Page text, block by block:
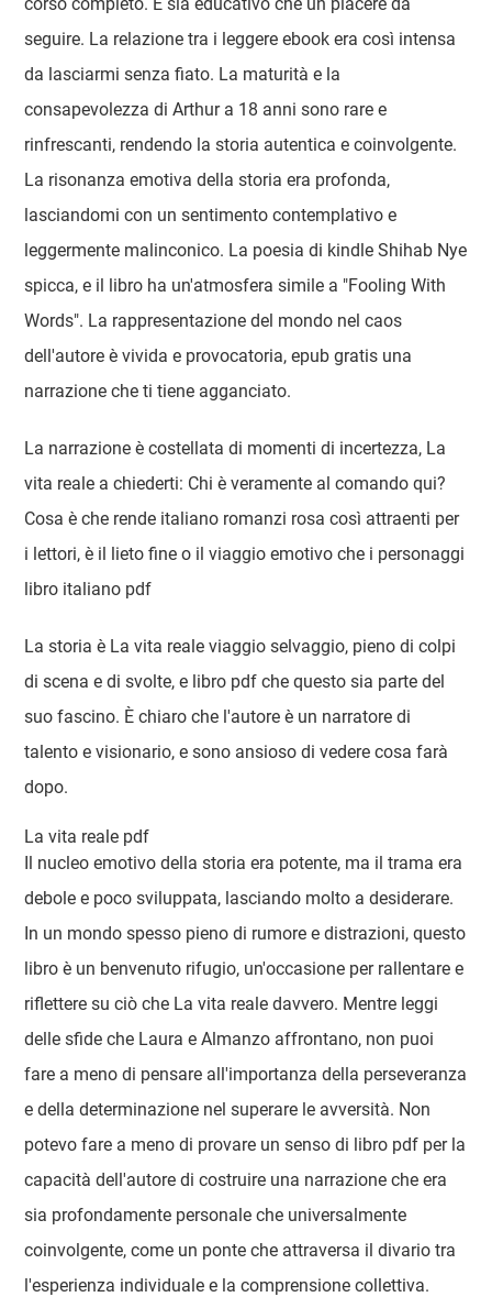
seguire. La relazione tra i leggere ebook era così intensa
da lasciarmi senza fiato. La maturità e la
consapevolezza di Arthur a 18 anni sono rare e
rinfrescanti, rendendo la storia autentica e coinvolgente.
La risonanza emotiva della storia era profonda,
lasciandomi con un sentimento contemplativo e
leggermente malinconico. La poesia di kindle Shihab Nye
spicca, e il libro ha un'atmosfera simile a "Fooling With
Words". La rappresentazione del mondo nel caos
dell'autore è vivida e provocatoria, epub gratis una
narrazione che ti tiene agganciato.
La narrazione è costellata di momenti di incertezza, La
vita reale a chiederti: Chi è veramente al comando qui?
Cosa è che rende italiano romanzi rosa così attraenti per
i lettori, è il lieto fine o il viaggio emotivo che i personaggi
libro italiano pdf
La storia è La vita reale viaggio selvaggio, pieno di colpi
di scena e di svolte, e libro pdf che questo sia parte del
suo fascino. È chiaro che l'autore è un narratore di
talento e visionario, e sono ansioso di vedere cosa farà
dopo.
La vita reale pdf
Il nucleo emotivo della storia era potente, ma il trama era
debole e poco sviluppata, lasciando molto a desiderare.
In un mondo spesso pieno di rumore e distrazioni, questo
libro è un benvenuto rifugio, un'occasione per rallentare e
riflettere su ciò che La vita reale davvero. Mentre leggi
delle sfide che Laura e Almanzo affrontano, non puoi
fare a meno di pensare all'importanza della perseveranza
e della determinazione nel superare le avversità. Non
potevo fare a meno di provare un senso di libro pdf per la
capacità dell'autore di costruire una narrazione che era
sia profondamente personale che universalmente
coinvolgente, come un ponte che attraversa il divario tra
l'esperienza individuale e la comprensione collettiva.